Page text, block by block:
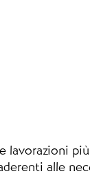
lavorazioni
alle